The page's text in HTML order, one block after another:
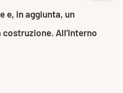
e, in aggiunta, un
All’interno